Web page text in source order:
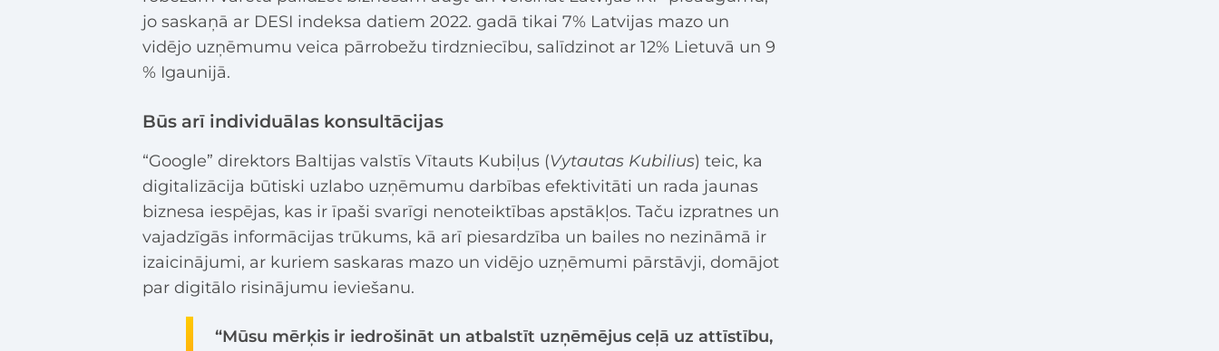
jo saskaņā ar DESI indeksa datiem 2022. gadā tikai 7% Latvijas mazo un
vidējo uzņēmumu veica pārrobežu tirdzniecību, salīdzinot ar 12% Lietuvā un 9
% Igaunijā.
Būs arī individuālas konsultācijas
“Google” direktors Baltijas valstīs Vītauts Kubiļus (Vytautas Kubilius) teic, ka
digitalizācija būtiski uzlabo uzņēmumu darbības efektivitāti un rada jaunas
biznesa iespējas, kas ir īpaši svarīgi nenoteiktības apstākļos. Taču izpratnes un
vajadzīgās informācijas trūkums, kā arī piesardzība un bailes no nezināmā ir
izaicinājumi, ar kuriem saskaras mazo un vidējo uzņēmumi pārstāvji, domājot
par digitālo risinājumu ieviešanu.
“Mūsu mērķis ir iedrošināt un atbalstīt uzņēmējus ceļā uz attīstību,